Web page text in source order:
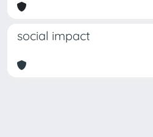
social impact